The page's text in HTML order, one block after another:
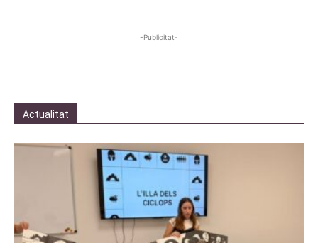
-Publicitat-
Actualitat